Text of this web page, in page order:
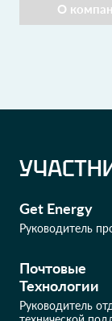
О
Get Energy
Руководитель
Почтовые
Технологии
Руководитель